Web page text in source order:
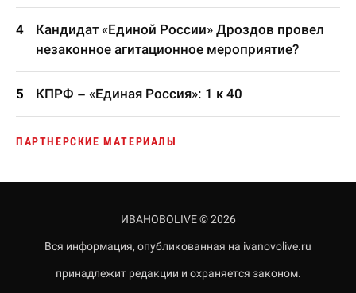
Кандидат «Единой России» Дроздов провел
незаконное агитационное мероприятие?
КПРФ – «Единая Россия»: 1 к 40
ПАРТНЕРСКИЕ МАТЕРИАЛЫ
ИВАНОВОLIVE © 2026
Вся информация, опубликованная на ivanovolive.ru
принадлежит редакции и охраняется законом.